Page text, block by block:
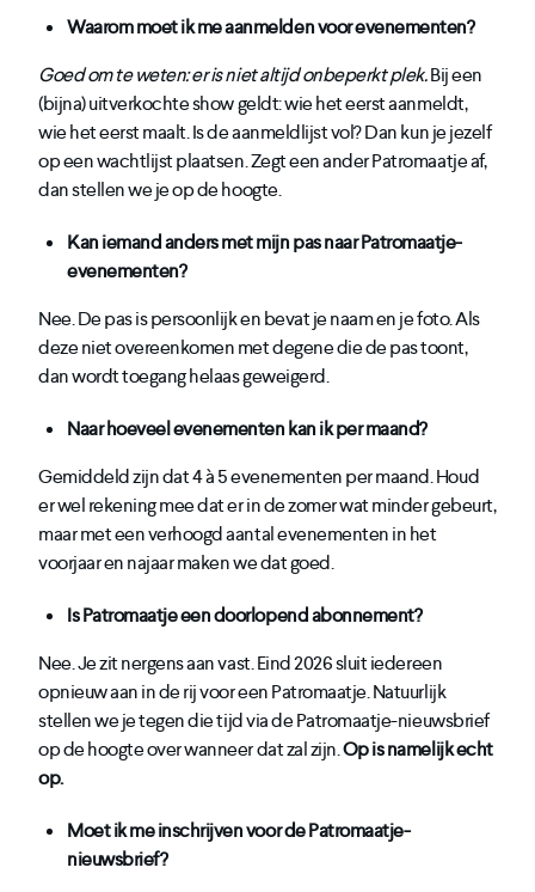
Waarom moet ik me aanmelden voor evenementen?
Goed om te weten: er is niet altijd onbeperkt plek.Bij een
(bijna) uitverkochte show geldt: wie het eerst aanmeldt,
wie het eerst maalt. Is de aanmeldlijst vol? Dan kun je jezelf
op een wachtlijst plaatsen. Zegt een ander Patromaatje af,
dan stellen we je op de hoogte.
Kan iemand anders met mijn pas naar Patromaatje-
evenementen?
Nee. De pas is persoonlijk en bevat je naam en je foto. Als
deze niet overeenkomen met degene die de pas toont,
dan wordt toegang helaas geweigerd.
Naar hoeveel evenementen kan ik per maand?
Gemiddeld zijn dat 4 à 5 evenementen per maand. Houd
er wel rekening mee dat er in de zomer wat minder gebeurt,
maar met een verhoogd aantal evenementen in het
voorjaar en najaar maken we dat goed.
Is Patromaatje een doorlopend abonnement?
Nee. Je zit nergens aan vast. Eind 2026 sluit iedereen
opnieuw aan in de rij voor een Patromaatje. Natuurlijk
stellen we je tegen die tijd via de Patromaatje-nieuwsbrief
op de hoogte over wanneer dat zal zijn.Op is namelijk echt
op.
Moet ik me inschrijven voor de Patromaatje-
nieuwsbrief?